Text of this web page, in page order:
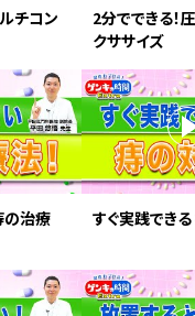
チコン
2分でできる！
クササイズ
の治療
すぐ実践でき